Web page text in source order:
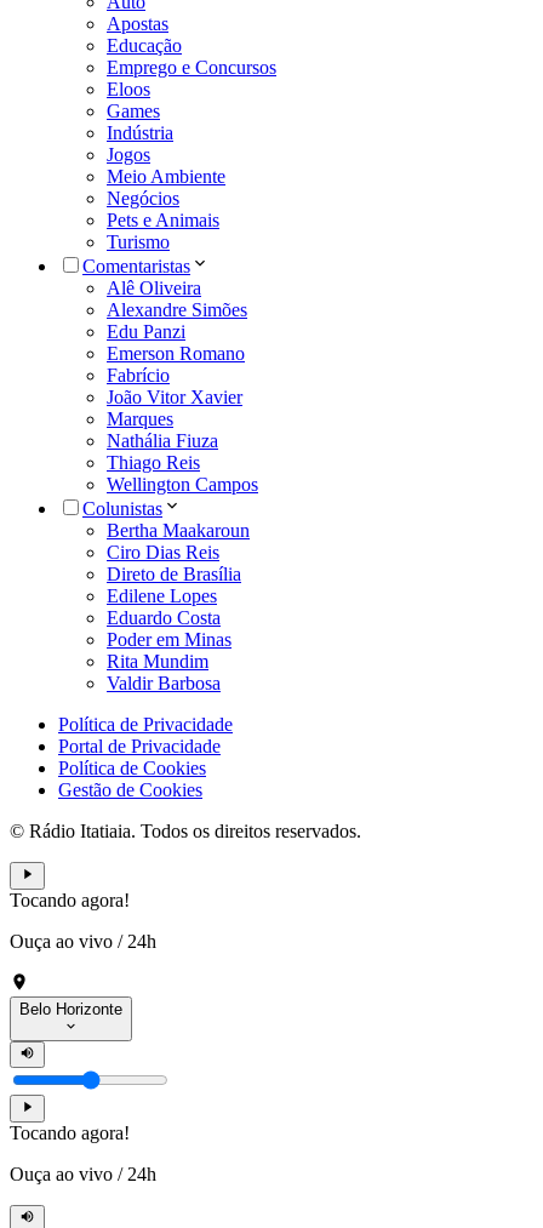
Apostas
Educação
Emprego e Concursos
Eloos
Games
Indústria
Jogos
Meio Ambiente
Negócios
Pets e Animais
Turismo
Comentaristas
Alê Oliveira
Alexandre Simões
Edu Panzi
Emerson Romano
Fabrício
João Vitor Xavier
Marques
Nathália Fiuza
Thiago Reis
Wellington Campos
Colunistas
Bertha Maakaroun
Ciro Dias Reis
Direto de Brasília
Edilene Lopes
Eduardo Costa
Poder em Minas
Rita Mundim
Valdir Barbosa
Política de Privacidade
Portal de Privacidade
Política de Cookies
Gestão de Cookies
© Rádio Itatiaia. Todos os direitos reservados.
Tocando agora!
Ouça ao vivo / 24h
Belo Horizonte
Tocando agora!
Ouça ao vivo / 24h